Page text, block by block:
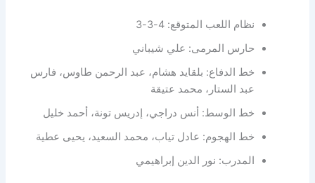
نظام اللعب المتوقع: 4-3-3
حارس المرمى: علي شيباني
خط الدفاع: بلقايد هشام، عبد الرحمن طاوس، فارس
عبد الستار، محمد عتيقة
خط الوسط: أنس دراجي، إدريس تونة، أحمد خليل
خط الهجوم: عادل تياب، محمد السعيد، يحيى عطية
المدرب: نور الدين إبراهيمي